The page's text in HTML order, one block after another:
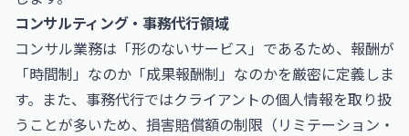
コンサルティング・事務代行領域
コンサル業務は「形のないサービス」であるため、報酬が
「時間制」なのか「成果報酬制」なのかを厳密に定義しま
す。また、事務代行ではクライアントの個人情報を取り扱
うことが多いため、損害賠償額の制限（リミテーション・